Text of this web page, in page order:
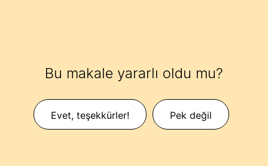
Bu makale yararlı oldu mu?
Evet, teşekkürler! Pek değil